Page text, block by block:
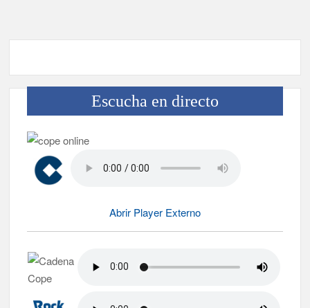
Escucha en directo
Abrir Player Externo